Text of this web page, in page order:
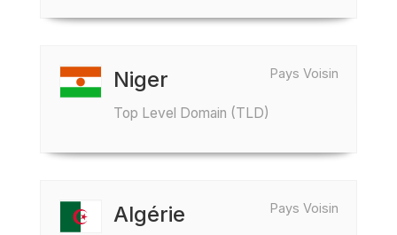
Pays Voisin
Niger
Top Level Domain (TLD)
Pays Voisin
Algérie